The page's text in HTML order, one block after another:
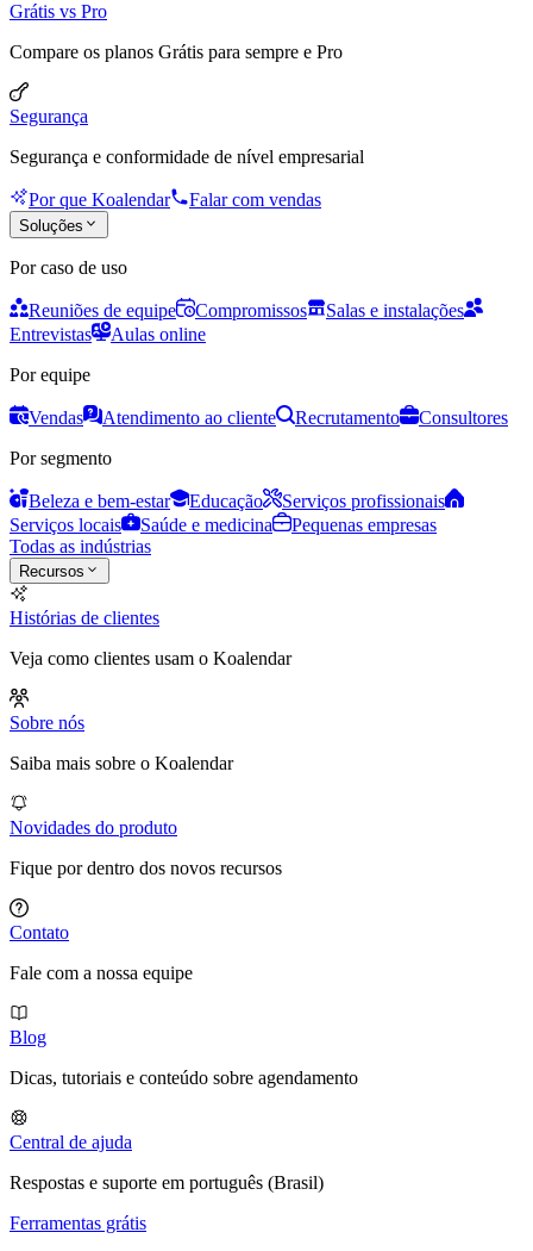
Grátis vs Pro
Compare os planos Grátis para sempre e Pro
Segurança
Segurança e conformidade de nível empresarial
Por que Koalendar Falar com vendas
Soluções
Por caso de uso
Reuniões de equipe Compromissos
Salas e instalações
Entrevistas
Aulas online
Por equipe
Vendas Atendimento ao cliente Recrutamento
Consultores
Por segmento
Beleza e bem-estar Educação
Serviços profissionais
Serviços locais
Saúde e medicina
Pequenas empresas
Todas as indústrias
Recursos
Histórias de clientes
Veja como clientes usam o Koalendar
Sobre nós
Saiba mais sobre o Koalendar
Novidades do produto
Fique por dentro dos novos recursos
Contato
Fale com a nossa equipe
Blog
Dicas, tutoriais e conteúdo sobre agendamento
Central de ajuda
Respostas e suporte em português (Brasil)
Ferramentas grátis